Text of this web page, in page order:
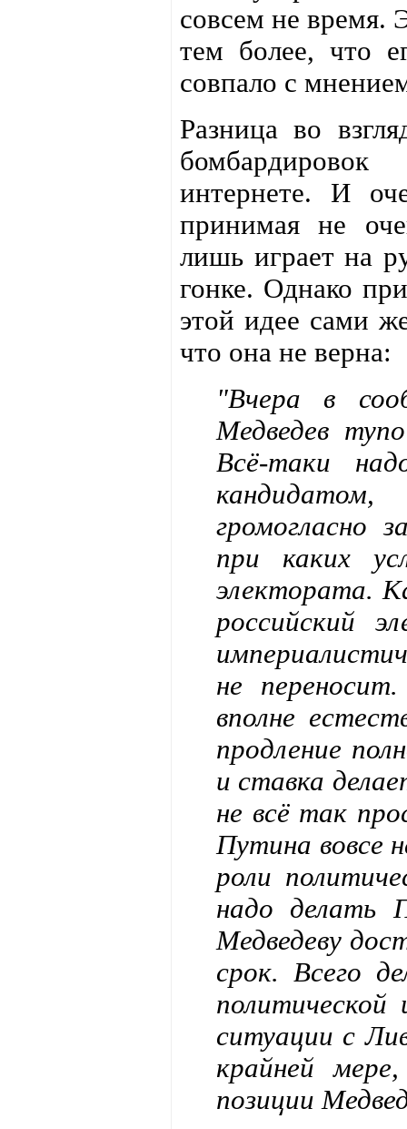
совсем не время.
тем более, что
совпало с
Разница во
интернете. И
принимая не
лишь играет на
гонке. Однако
этой идее сами
что она не верна:
"Вчера в
Медведев
Всё-таки
громогласно
при каких
электората.
российский
не
вполне
продление
и ставка
не всё так
Путина вовсе
роли
надо делать
Медведеву
срок. Всего
ситуации с
крайней мере,
позиции